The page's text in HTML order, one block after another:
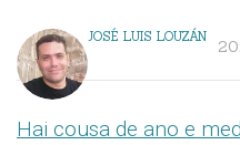
JOSÉ LUIS LOUZÁN
Hai cousa de ano e